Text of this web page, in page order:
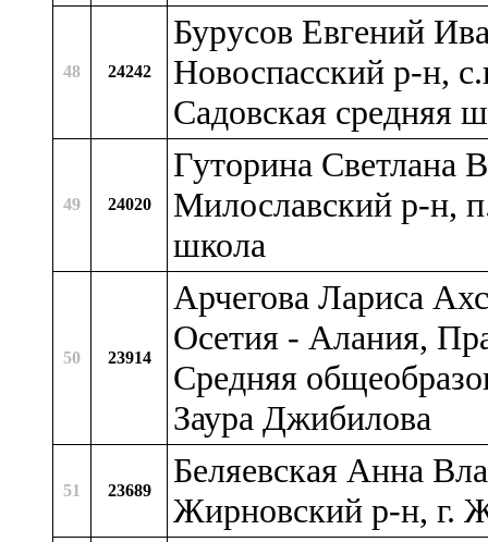
48 24242
Бурусов Евгений
Новоспасский р-н,
Садовская средняя
49 24020
Гуторина Светлана
Милославский р-н,
школа
50 23914
Арчегова Лариса
Осетия - Алания,
Средняя
Заура Джибилова
51 23689
Беляевская Анна
Жирновский р-н, г.